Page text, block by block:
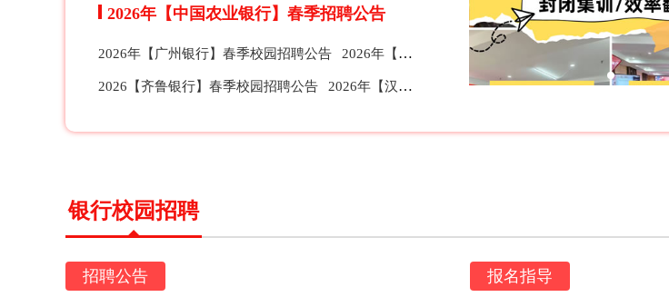
2026年【中国农业银行】春季招聘公告
2026年【广州银行】春季校园招聘公告 2026年【宁波银行】春季校园招聘公告
2026【齐鲁银行】春季校园招聘公告 2026年【汉口银行】春季校园招聘公告
银行校园招聘
招聘公告 报名指导